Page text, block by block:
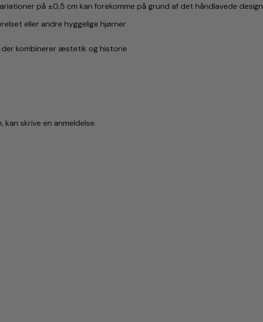
på ±0,5 cm kan forekomme på grund af det håndlavede design
eller andre hyggelige hjørner
kombinerer æstetik og historie
skrive en anmeldelse.